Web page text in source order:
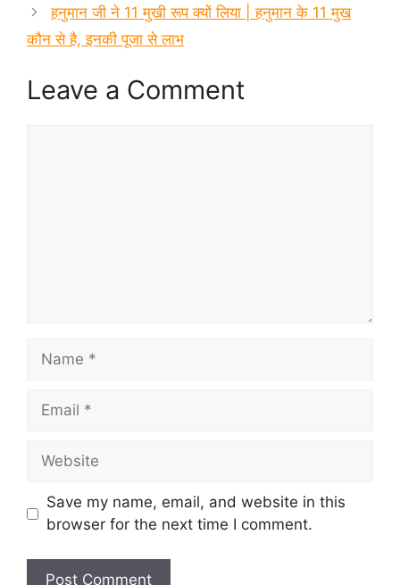
हनुमान जी ने 11 मुखी रूप क्यों लिया | हनुमान के 11 मुख
कौन से है, इनकी पूजा से लाभ
Leave a Comment
Name
Email
Website
Save my name, email, and website in this
browser for the next time I comment.